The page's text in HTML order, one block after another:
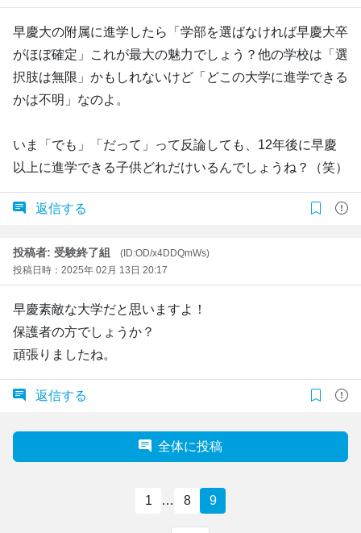
早慶大の附属に進学したら「学部を選ばなければ早慶大卒
がほぼ確定」これが最大の魅力でしょう？他の学校は「選
択肢は無限」かもしれないけど「どこの大学に進学できる
かは不明」なのよ。
いま「でも」「だって」って反論しても、12年後に早慶
以上に進学できる子供どれだけいるんでしょうね？（笑）
返信する
投稿者: 受験終了組
(ID:OD/x4DDQmWs)
投稿日時：2025年 02月 13日 20:17
早慶素敵な大学だと思いますよ！
保護者の方でしょうか？
頑張りましたね。
返信する
全体に投稿
1 … 8 9